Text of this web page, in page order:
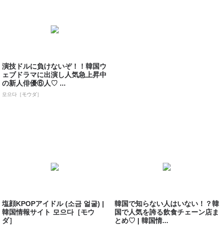
演技ドルに負けないぞ！！韓国ウ
ェブドラマに出演し人気急上昇中
の新人俳優⑥人♡ ...
모으다［モウダ］
塩顔KPOPアイドル (소금 얼굴) |
韓国情報サイト 모으다［モウ
ダ］
韓国で知らない人はいない！？韓
国で人気を誇る飲食チェーン店ま
とめ♡ | 韓国情...